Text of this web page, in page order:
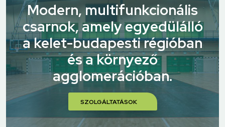
Modern, multifunkcionális
csarnok, amely egyedülálló
a kelet-budapesti régióban
és a környező
agglomerációban.
SZOLGÁLTATÁSOK